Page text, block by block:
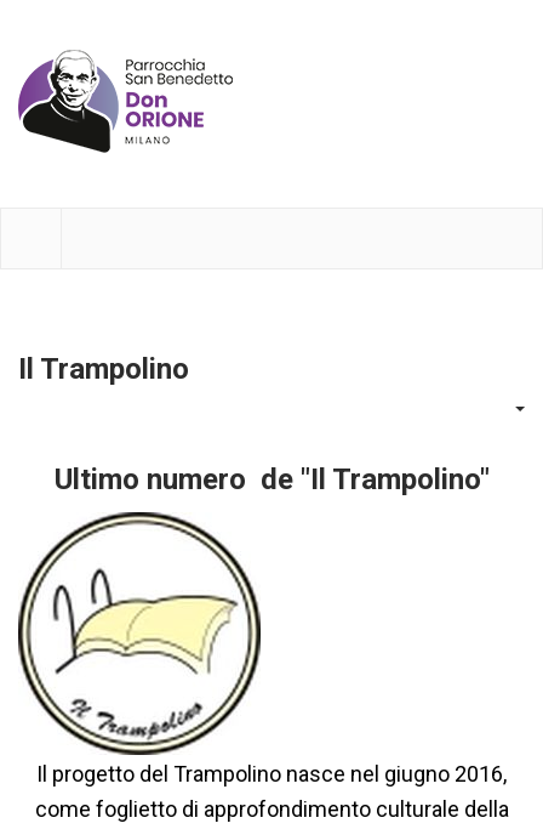
Il Trampolino
Ultimo numero de "Il Trampolino"
Il progetto del Trampolino nasce nel giugno 2016,
come foglietto di approfondimento culturale della